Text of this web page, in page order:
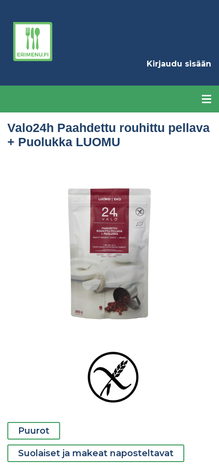
Kirjaudu sisään
Valo24h Paahdettu rouhittu pellava
+ Puolukka LUOMU
Puurot
Suolaiset ja makeat naposteltavat